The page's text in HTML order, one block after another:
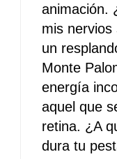
animación.
mis
un
Monte
energía
aquel que
retina. ¿A
dura tu